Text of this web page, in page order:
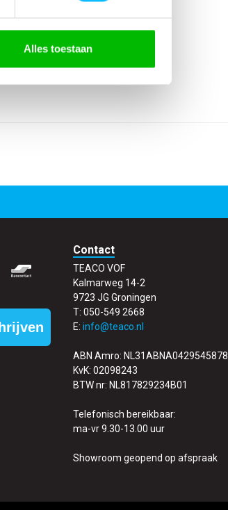
Alles toestaan
Contact
TEACO VOF
Kalmarweg 14-2
9723 JG Groningen
T: 050-549 2668
E: info@teaco.nl
ABN Amro: NL31ABNA0429545878
KvK: 02098243
BTW nr: NL817829234B01
Telefonisch bereikbaar:
ma-vr 9.30-13.00 uur
Showroom geopend op afspraak